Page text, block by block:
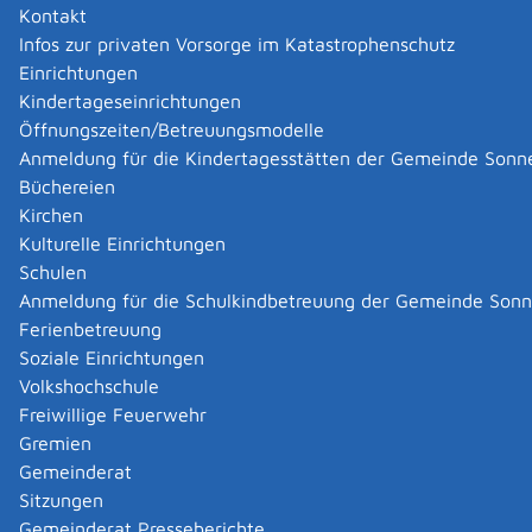
Kontakt
Infos zur privaten Vorsorge im Katastrophenschutz
Einrichtungen
Kindertageseinrichtungen
Öffnungszeiten/Betreuungsmodelle
Anmeldung für die Kindertagesstätten der Gemeinde
Büchereien
Kirchen
Kulturelle Einrichtungen
Schulen
Anmeldung für die Schulkindbetreuung der Gemeinde
Ferienbetreuung
Soziale Einrichtungen
Volkshochschule
Freiwillige Feuerwehr
Gremien
Gemeinderat
Sitzungen
aus.
Die Geburtsurkunde enthält folgende Angaben:
Vornamen, Geburtsname und Geschlecht des
Kindes
Tag, Ort und Uhrzeit der Geburt
Vor- und Familiennamen der Eltern
Hinweis: Auf Verlangen werden folgende Angaben nicht
aufgenommen:
Geschlecht des Kindes
Vor- und Familiennamen der Eltern
Beglaubigter Ausdruck aus dem Geburtenregister
Neben der Geburtsurkunde gibt es den beglaubigten
Ausdruck aus dem Geburtenregister. Diesen brauchen
Sie beispielsweise für eine Eheschließung.
Dieser ist eine Kopie des beim Standesamt geführten
Geburtsregistereintrags beziehungsweise bei
elektronisch geführten Registern ein Ausdruck davon.